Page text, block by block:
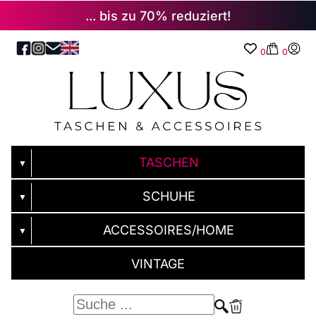
... bis zu 70% reduziert!
0 0
▼ TASCHEN
▼ SCHUHE
▼ ACCESSOIRES/HOME
VINTAGE